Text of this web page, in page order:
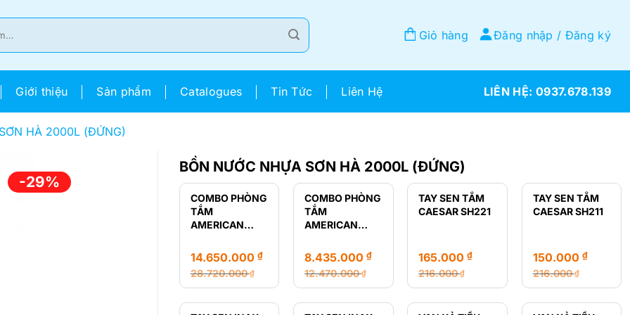
Giỏ hàng Đăng nhập / Đăng ký
Giới thiệu Sản phẩm Catalogues Tin Tức Liên Hệ 0937.678.139
HÀ 2000L (ĐỨNG)
-29%
BỒN NƯỚC NHỰA SƠN HÀ 2000L (ĐỨNG)
COMBO PHÒNG
TẮM
AMERICAN
LOVEN
28.720.000₫
Giá
gốc
14.650.000 ₫
Giá
hiện
COMBO PHÒNG
TẮM
AMERICAN
RẺ
12.470.000₫
Giá
gốc
8.435.000₫
Giá
hiện
TAY SEN TẮM
CAESAR SH221
216.000₫
Giá
gốc
165.000₫
Giá
hiện
TAY SEN TẮM
CAESAR SH211
216.000₫
Giá
gốc
150.000 ₫
Giá
hiện